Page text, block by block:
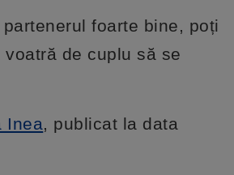
foarte bine, poți
de cuplu să se
Inea, publicat la data